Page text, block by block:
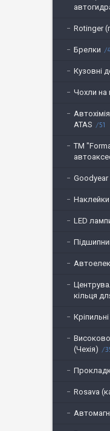
Rotinger
Брелки
Кузовні
Чохли на
ATAS
51
ТМ
Goodyear
LED
кільця
(Чехія)
Rosava